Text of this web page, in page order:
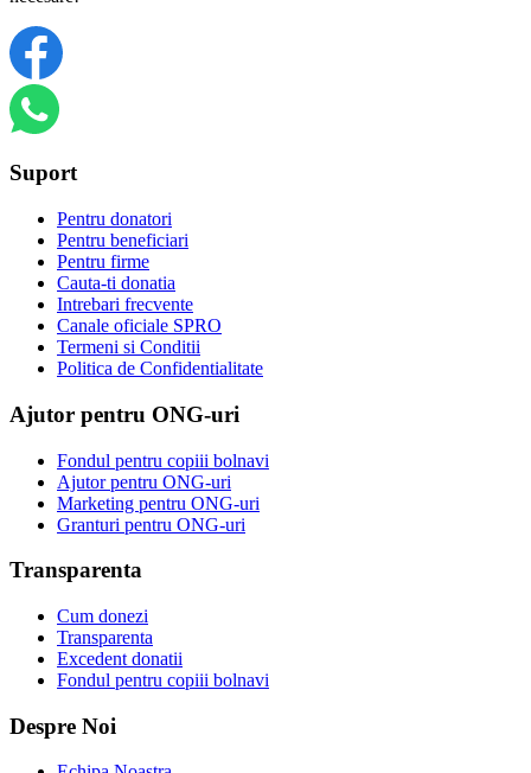
Suport
Pentru donatori
Pentru beneficiari
Pentru firme
Cauta-ti donatia
Intrebari frecvente
Canale oficiale SPRO
Termeni si Conditii
Politica de Confidentialitate
Ajutor pentru ONG-uri
Fondul pentru copiii bolnavi
Ajutor pentru ONG-uri
Marketing pentru ONG-uri
Granturi pentru ONG-uri
Transparenta
Cum donezi
Transparenta
Excedent donatii
Fondul pentru copiii bolnavi
Despre Noi